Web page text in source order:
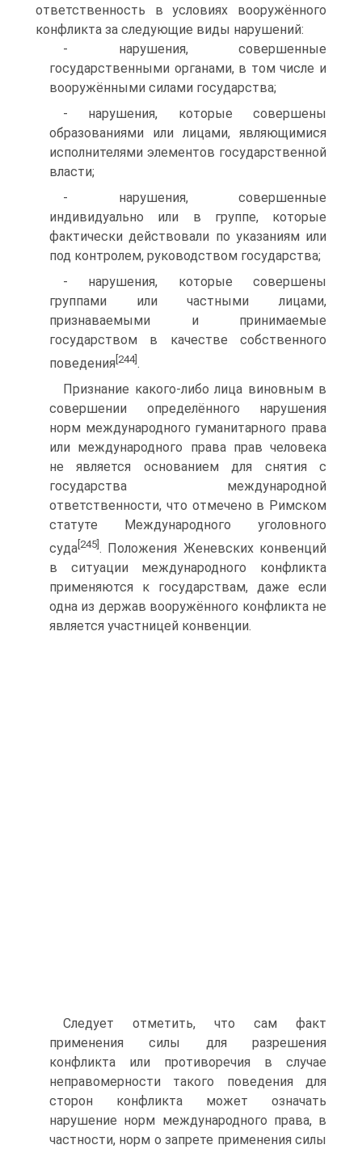
ответственность в условиях вооружённого
конфликта за следующие виды нарушений:
- нарушения, совершенные
государственными органами, в том числе и
вооружёнными силами государства;
- нарушения, которые совершены
образованиями или лицами, являющимися
исполнителями элементов государственной
власти;
- нарушения, совершенные
индивидуально или в группе, которые
фактически действовали по указаниям или
под контролем, руководством государства;
- нарушения, которые совершены
группами или частными лицами,
признаваемыми и принимаемые
государством в качестве собственного
поведения [244].
Признание какого-либо лица виновным в
совершении определённого нарушения
норм международного гуманитарного права
или международного права прав человека
не является основанием для снятия с
государства международной
ответственности, что отмечено в Римском
статуте Международного уголовного
суда [245] . Положения Женевских конвенций
в ситуации международного конфликта
применяются к государствам, даже если
одна из держав вооружённого конфликта не
является участницей конвенции.
Следует отметить, что сам факт
применения силы для разрешения
конфликта или противоречия в случае
неправомерности такого поведения для
сторон конфликта может означать
нарушение норм международного права, в
частности, норм о запрете применения силы